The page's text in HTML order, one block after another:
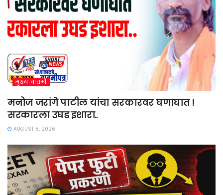
मुख्य बातमी
मनोज जरांगे पाटील यांचा सरकारवर घणाघात !
सरकारला उघड इशारा..
AUGUST 8, 2026